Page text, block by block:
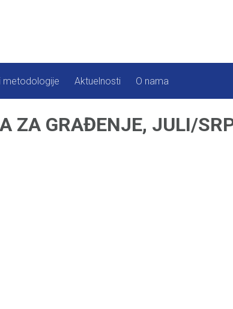
metodologije Aktuelnosti O nama
ZA GRAĐENJE, JULI/